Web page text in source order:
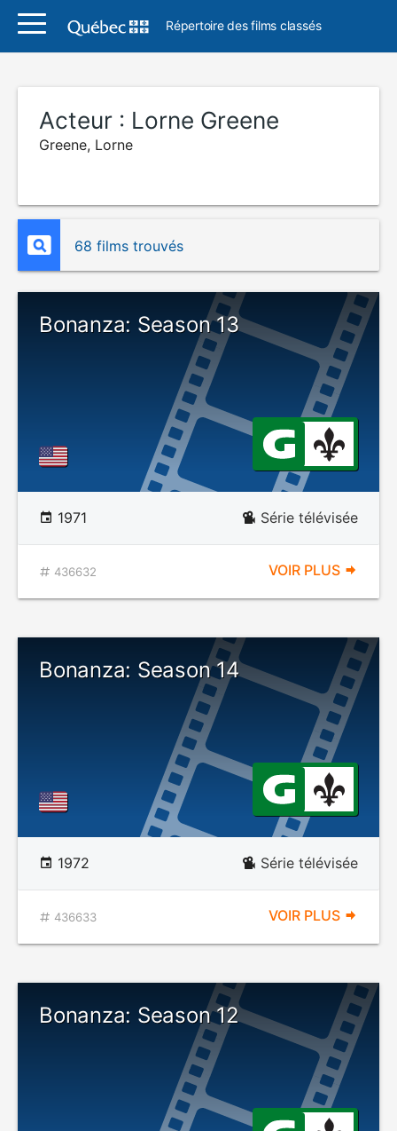
Répertoire des films classés
Acteur : Lorne Greene
Greene, Lorne
68 films trouvés
Bonanza: Season 13
1971 Série télévisée
436632 VOIR PLUS
Bonanza: Season 14
1972 Série télévisée
436633 VOIR PLUS
Bonanza: Season 12